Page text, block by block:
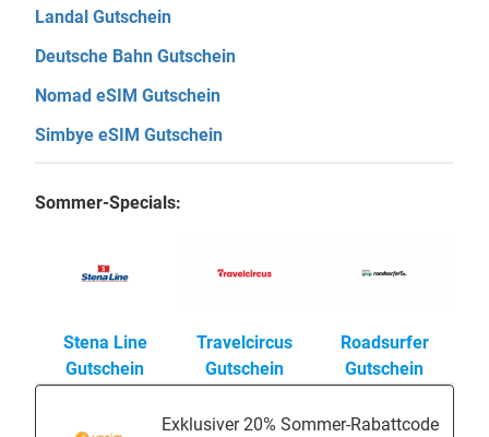
Landal Gutschein
Deutsche Bahn Gutschein
Nomad eSIM Gutschein
Simbye eSIM Gutschein
Sommer-Specials:
Stena Line
Gutschein
Travelcircus
Gutschein
Roadsurfer
Gutschein
Exklusiver 20% Sommer-Rabattcode